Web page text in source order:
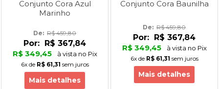
Conjunto Cora Azul
Marinho
De: R$ 459,80
Por:
R$ 367,84
R$ 349,45
à vista no Pix
6xde R$ 61,31 sem juros
Mais detalhes
Conjunto Cora Baunilha
De: R$ 459,80
Por:
R$ 367,84
R$ 349,45
à vista no Pix
6xde R$ 61,31 sem juros
Mais detalhes